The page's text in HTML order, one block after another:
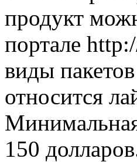
продукт
портале
виды
относится
Минимальная
150